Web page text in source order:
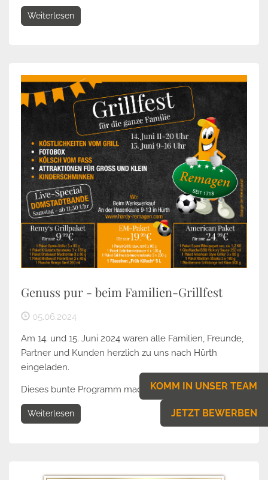
Weiterlesen
Genuss pur - beim Familien-Grillfest
05.06.2024
Am 14. und 15. Juni 2024 waren alle Familien, Freunde,
Partner und Kunden herzlich zu uns nach Hürth
eingeladen.
Dieses bunte Programm machte der...
Weiterlesen
KOMM IN UNSER TEAM
JETZT BEWERBEN